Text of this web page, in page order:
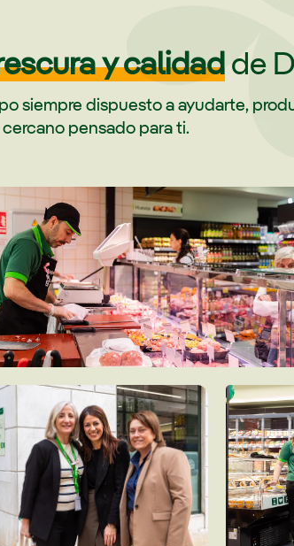
y calidadde
siempre dispuesto a ayudarte,
cercano pensado para ti.